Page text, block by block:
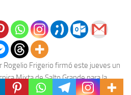
Rogelio Frigerio firmó este jueves un
Mixta de Salto Grande para la